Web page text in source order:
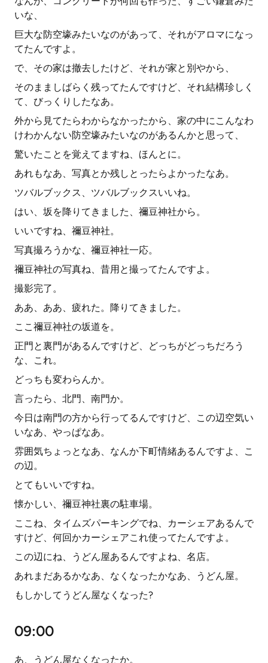
いな、
巨大な防空壕みたいなのがあって、それがアロマになっ
てたんですよ。
で、その家は撤去したけど、それが家と別やから、
そのまましばらく残ってたんですけど、それ結構珍しく
て、びっくりしたなあ。
外から見てたらわからなかったから、家の中にこんなわ
けわかんない防空壕みたいなのがあるんかと思って、
驚いたことを覚えてますね、ほんとに。
あれもなあ、写真とか残しとったらよかったなあ。
ツバルブックス、ツバルブックスいいね。
はい、坂を降りてきました、禰豆神社から。
いいですね、禰豆神社。
写真撮ろうかな、禰豆神社一応。
禰豆神社の写真ね、昔用と撮ってたんですよ。
撮影完了。
ああ、ああ、疲れた。降りてきました。
ここ禰豆神社の坂道を。
正門と裏門があるんですけど、どっちがどっちだろう
な、これ。
どっちも変わらんか。
言ったら、北門、南門か。
今日は南門の方から行ってるんですけど、この辺空気い
いなあ、やっぱなあ。
雰囲気ちょっとなあ、なんか下町情緒あるんですよ、こ
の辺。
とてもいいですね。
懐かしい、禰豆神社裏の駐車場。
ここね、タイムズパーキングでね、カーシェアあるんで
すけど、何回かカーシェアこれ使ってたんですよ。
この辺にね、うどん屋あるんですよね、名店。
あれまだあるかなあ、なくなったかなあ、うどん屋。
もしかしてうどん屋なくなった?
09:00
あ、うどん屋なくなったか。